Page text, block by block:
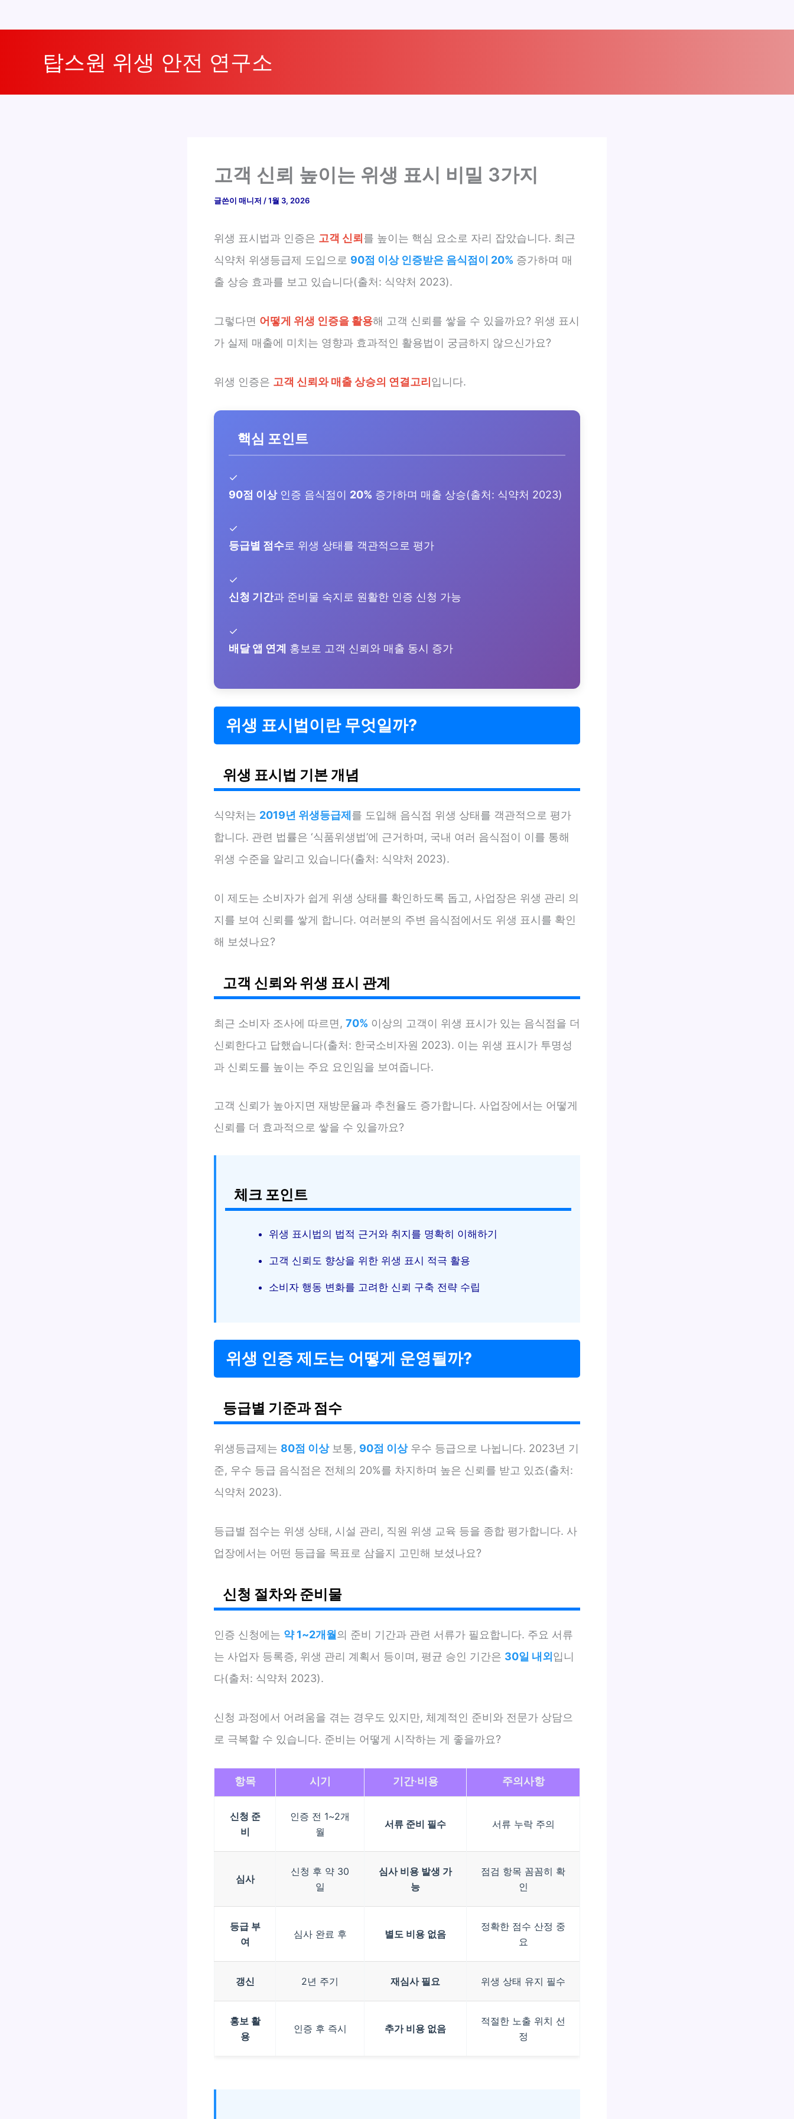
탑스원 위생 안전 연구소
고객 신뢰 높이는 위생 표시 비밀 3가지
글쓴이 매니저 /1월 3, 2026
위생 표시법과 인증은 고객 신뢰 를 높이는 핵심 요소로 자리 잡았습니다. 최근
식약처 위생등급제 도입으로 90점 이상 인증받은 음식점이 20% 증가하며 매
출 상승 효과를 보고 있습니다(출처: 식약처 2023).
그렇다면 어떻게 위생 인증을 활용해 고객 신뢰를 쌓을 수 있을까요? 위생 표시
가 실제 매출에 미치는 영향과 효과적인 활용법이 궁금하지 않으신가요?
위생 인증은 고객 신뢰와 매출 상승의 연결고리입니다.
핵심 포인트
✓
90점 이상인증 음식점이 20% 증가하며 매출 상승(출처: 식약처 2023)
✓
등급별 점수로 위생 상태를 객관적으로 평가
✓
신청 기간과 준비물 숙지로 원활한 인증 신청 가능
✓
배달 앱 연계 홍보로 고객 신뢰와 매출 동시 증가
위생 표시법이란 무엇일까?
위생 표시법 기본 개념
식약처는 2019년 위생등급제를 도입해 음식점 위생 상태를 객관적으로 평가
합니다. 관련 법률은 ‘식품위생법’에 근거하며, 국내 여러 음식점이 이를 통해
위생 수준을 알리고 있습니다(출처: 식약처 2023).
이 제도는 소비자가 쉽게 위생 상태를 확인하도록 돕고, 사업장은 위생 관리 의
지를 보여 신뢰를 쌓게 합니다. 여러분의 주변 음식점에서도 위생 표시를 확인
해 보셨나요?
고객 신뢰와 위생 표시 관계
최근 소비자 조사에 따르면, 70% 이상의 고객이 위생 표시가 있는 음식점을 더
신뢰한다고 답했습니다(출처: 한국소비자원 2023). 이는 위생 표시가 투명성
과 신뢰도를 높이는 주요 요인임을 보여줍니다.
고객 신뢰가 높아지면 재방문율과 추천율도 증가합니다. 사업장에서는 어떻게
신뢰를 더 효과적으로 쌓을 수 있을까요?
체크 포인트
위생 표시법의 법적 근거와 취지를 명확히 이해하기
고객 신뢰도 향상을 위한 위생 표시 적극 활용
소비자 행동 변화를 고려한 신뢰 구축 전략 수립
위생 인증 제도는 어떻게 운영될까?
등급별 기준과 점수
위생등급제는 80점 이상보통, 90점 이상우수 등급으로 나뉩니다. 2023년 기
준, 우수 등급 음식점은 전체의 20%를 차지하며 높은 신뢰를 받고 있죠(출처:
식약처 2023).
등급별 점수는 위생 상태, 시설 관리, 직원 위생 교육 등을 종합 평가합니다. 사
업장에서는 어떤 등급을 목표로 삼을지 고민해 보셨나요?
신청 절차와 준비물
인증 신청에는 약 1~2개월 의 준비 기간과 관련 서류가 필요합니다. 주요 서류
는 사업자 등록증, 위생 관리 계획서 등이며, 평균 승인 기간은 30일 내외 입니
다(출처: 식약처 2023).
신청 과정에서 어려움을 겪는 경우도 있지만, 체계적인 준비와 전문가 상담으
로 극복할 수 있습니다. 준비는 어떻게 시작하는 게 좋을까요?
항목 시기 기간·비용 주의사항
신청 준
비
인증 전 1~2개
월
서류 준비 필수 서류 누락 주의
심사
신청 후 약 30
일
심사 비용 발생 가
능
점검 항목 꼼꼼히 확
인
등급 부
여
심사 완료 후 별도 비용 없음
정확한 점수 산정 중
요
갱신 2년 주기 재심사 필요 위생 상태 유지 필수
홍보 활
용
인증 후 즉시 추가 비용 없음
적절한 노출 위치 선
정